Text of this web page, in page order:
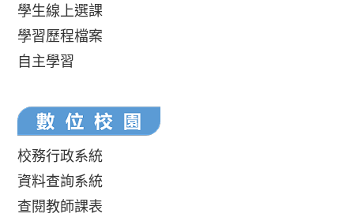
學生線上選課
學習歷程檔案
自主學習
校務行政系統
資料查詢系統
查閱教師課表